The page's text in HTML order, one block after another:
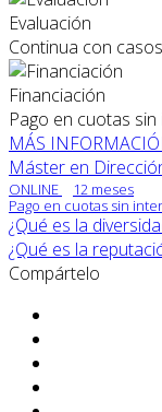
Evaluación
Continua con
Financiación
Pago en cuotas
MÁS
Máster en
ONLINE
12 meses
Pago en cuotas sin
¿Qué es la
¿Qué es la
Compártelo